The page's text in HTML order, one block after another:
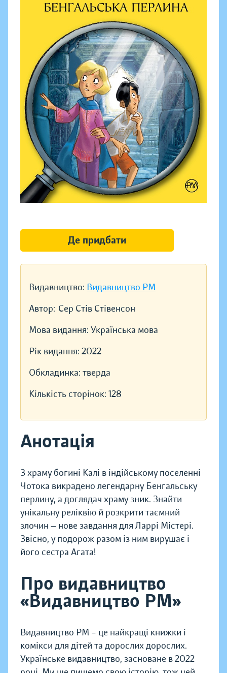
Видавництво: Видавництво РМ
Автор: Сер Стів Стівенсон
Мова видання: Українська мова
Рік видання: 2022
Обкладинка: тверда
Кількість сторінок: 128
Анотація
З храму богині Калі в індійському поселенні
Чотока викрадено легендарну Бенгальську
перлину, а доглядач храму зник. Знайти
унікальну реліквію й розкрити таємний
злочин — нове завдання для Ларрі Містері.
Звісно, у подорож разом із ним вирушає і
його сестра Агата!
Про видавництво
«Видавництво РМ»
Видавництво РМ – це найкращі книжки і
комікси для дітей та дорослих дорослих.
Українське видавництво, засноване в 2022
Де придбати